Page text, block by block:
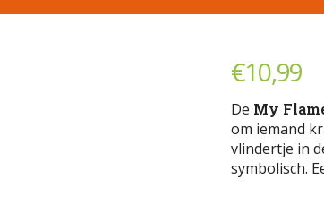
€10,99
De My
om iemand
vlindertje in
symbolisch.